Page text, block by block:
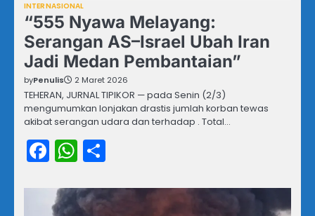
INTERNASIONAL
“555 Nyawa Melayang:
Serangan AS–Israel Ubah Iran
Jadi Medan Pembantaian”
byPenulis 2 Maret 2026
TEHERAN, JURNAL TIPIKOR — pada Senin (2/3)
mengumumkan lonjakan drastis jumlah korban tewas
akibat serangan udara dan terhadap . Total…
Facebook
WhatsApp